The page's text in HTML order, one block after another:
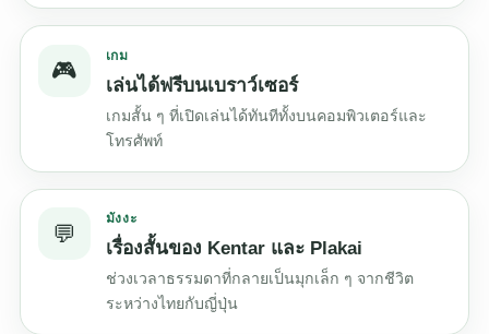
🎮
เกม
เล่นได้ฟรีบนเบราว์เซอร์
เกมสั้น ๆ ที่เปิดเล่นได้ทันทีทั้งบนคอมพิวเตอร์และ
โทรศัพท์
💬
มังงะ
เรื่องสั้นของ Kentar และ Plakai
ช่วงเวลาธรรมดาที่กลายเป็นมุกเล็ก ๆ จากชีวิต
ระหว่างไทยกับญี่ปุ่น